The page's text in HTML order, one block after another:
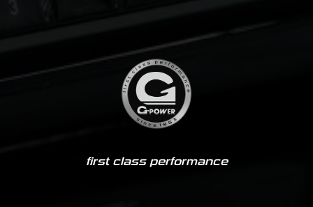
first class performance